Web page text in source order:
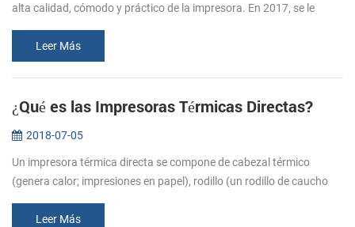
alta calidad, cómodo y práctico de la impresora. En 2017, se le
atención a ...
Leer Más
¿Qué es las Impresoras Térmicas Directas?
2018-07-05
Un impresora térmica directa se compone de cabezal térmico
(genera calor; impresiones en papel), rodillo (un rodillo de caucho
cabezal t...
Leer Más